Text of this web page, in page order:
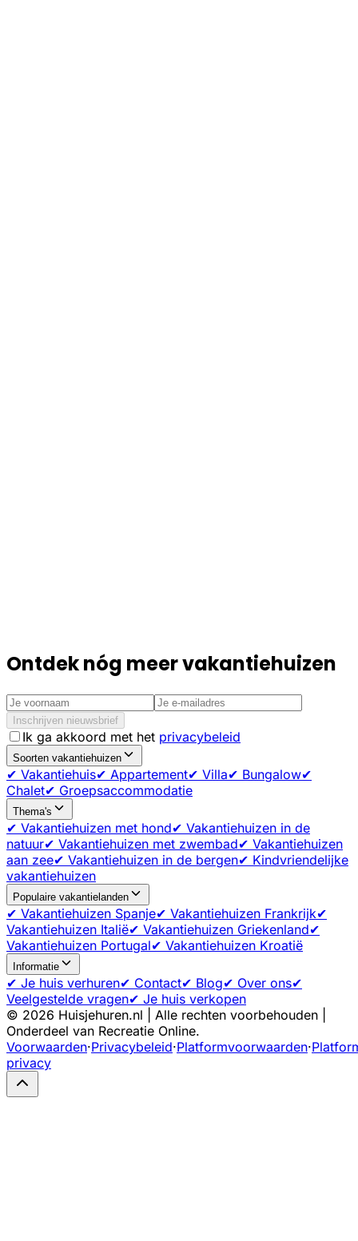
Ontdek nóg meer vakantiehuizen
Inschrijven nieuwsbrief
Ik ga akkoord met het privacybeleid
Soorten vakantiehuizen
✔ Vakantiehuis✔ Appartement✔ Villa✔ Bungalow✔
Chalet✔ Groepsaccommodatie
Thema's
✔ Vakantiehuizen met hond✔ Vakantiehuizen in de
natuur✔ Vakantiehuizen met zwembad✔ Vakantiehuizen
aan zee✔ Vakantiehuizen in de bergen✔ Kindvriendelijke
vakantiehuizen
Populaire vakantielanden
✔ Vakantiehuizen Spanje✔ Vakantiehuizen Frankrijk✔
Vakantiehuizen Italië✔ Vakantiehuizen Griekenland✔
Vakantiehuizen Portugal✔ Vakantiehuizen Kroatië
Informatie
✔ Je huis verhuren✔ Contact✔ Blog✔ Over ons✔
Veelgestelde vragen✔ Je huis verkopen
© 2026 Huisjehuren.nl | Alle rechten voorbehouden |
Onderdeel van Recreatie Online.
Voorwaarden·Privacybeleid·Platformvoorwaarden·
privacy